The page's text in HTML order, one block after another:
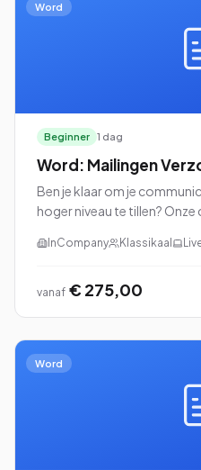
Word
Beginner 1 dag
Word: Mailingen
Ben je klaar om je
hoger niveau te tillen? Onze
InCompany Klassikaal
vanaf € 275,00
Word